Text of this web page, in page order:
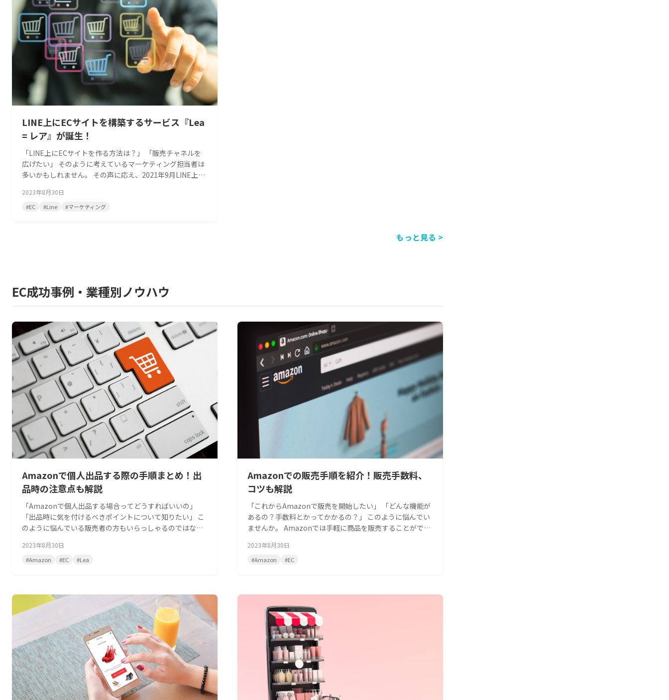
LINE上にECサイトを構築するサービス『Lea
= レア』が誕生！
「LINE上にECサイトを作る方法は？」 「販売チャネルを
広げたい」 そのように考えているマーケティング担当者は
多いかもしれません。 その声に応え、2021年9月LINE上に
た。 すでにECサイトを運営している人はLINEへと販売チ
ャネルを広げることができます。 また、『Lea = レア』は
2023年8月30日
#EC #Line #マーケティング
もっと見る >
EC成功事例・業種別ノウハウ
Amazonで個人出品する際の手順まとめ！出
品時の注意点も解説
「Amazonで個人出品する場合ってどうすればいいの」
「出品時に気を付けるべきポイントについて知りたい」 こ
のように悩んでいる販売者の方もいらっしゃるのではない
め流れを知っておくとスムーズです。また、どのように準
備すればいいのか把握することで、戸惑うことなく運営を
2023年8月30日
#Amazon #EC #Lea
Amazonでの販売手順を紹介！販売手数料、
コツも解説
「これからAmazonで販売を開始したい」 「どんな機能が
あるの？手数料とかってかかるの？」 このように悩んでい
ませんか。 Amazonでは手軽に商品を販売することがで
な仕様になっているのか知っておくと、よりスムーズに販
売を開始することが可能です。 今回の記事ではAmazonで
2023年8月30日
#Amazon #EC